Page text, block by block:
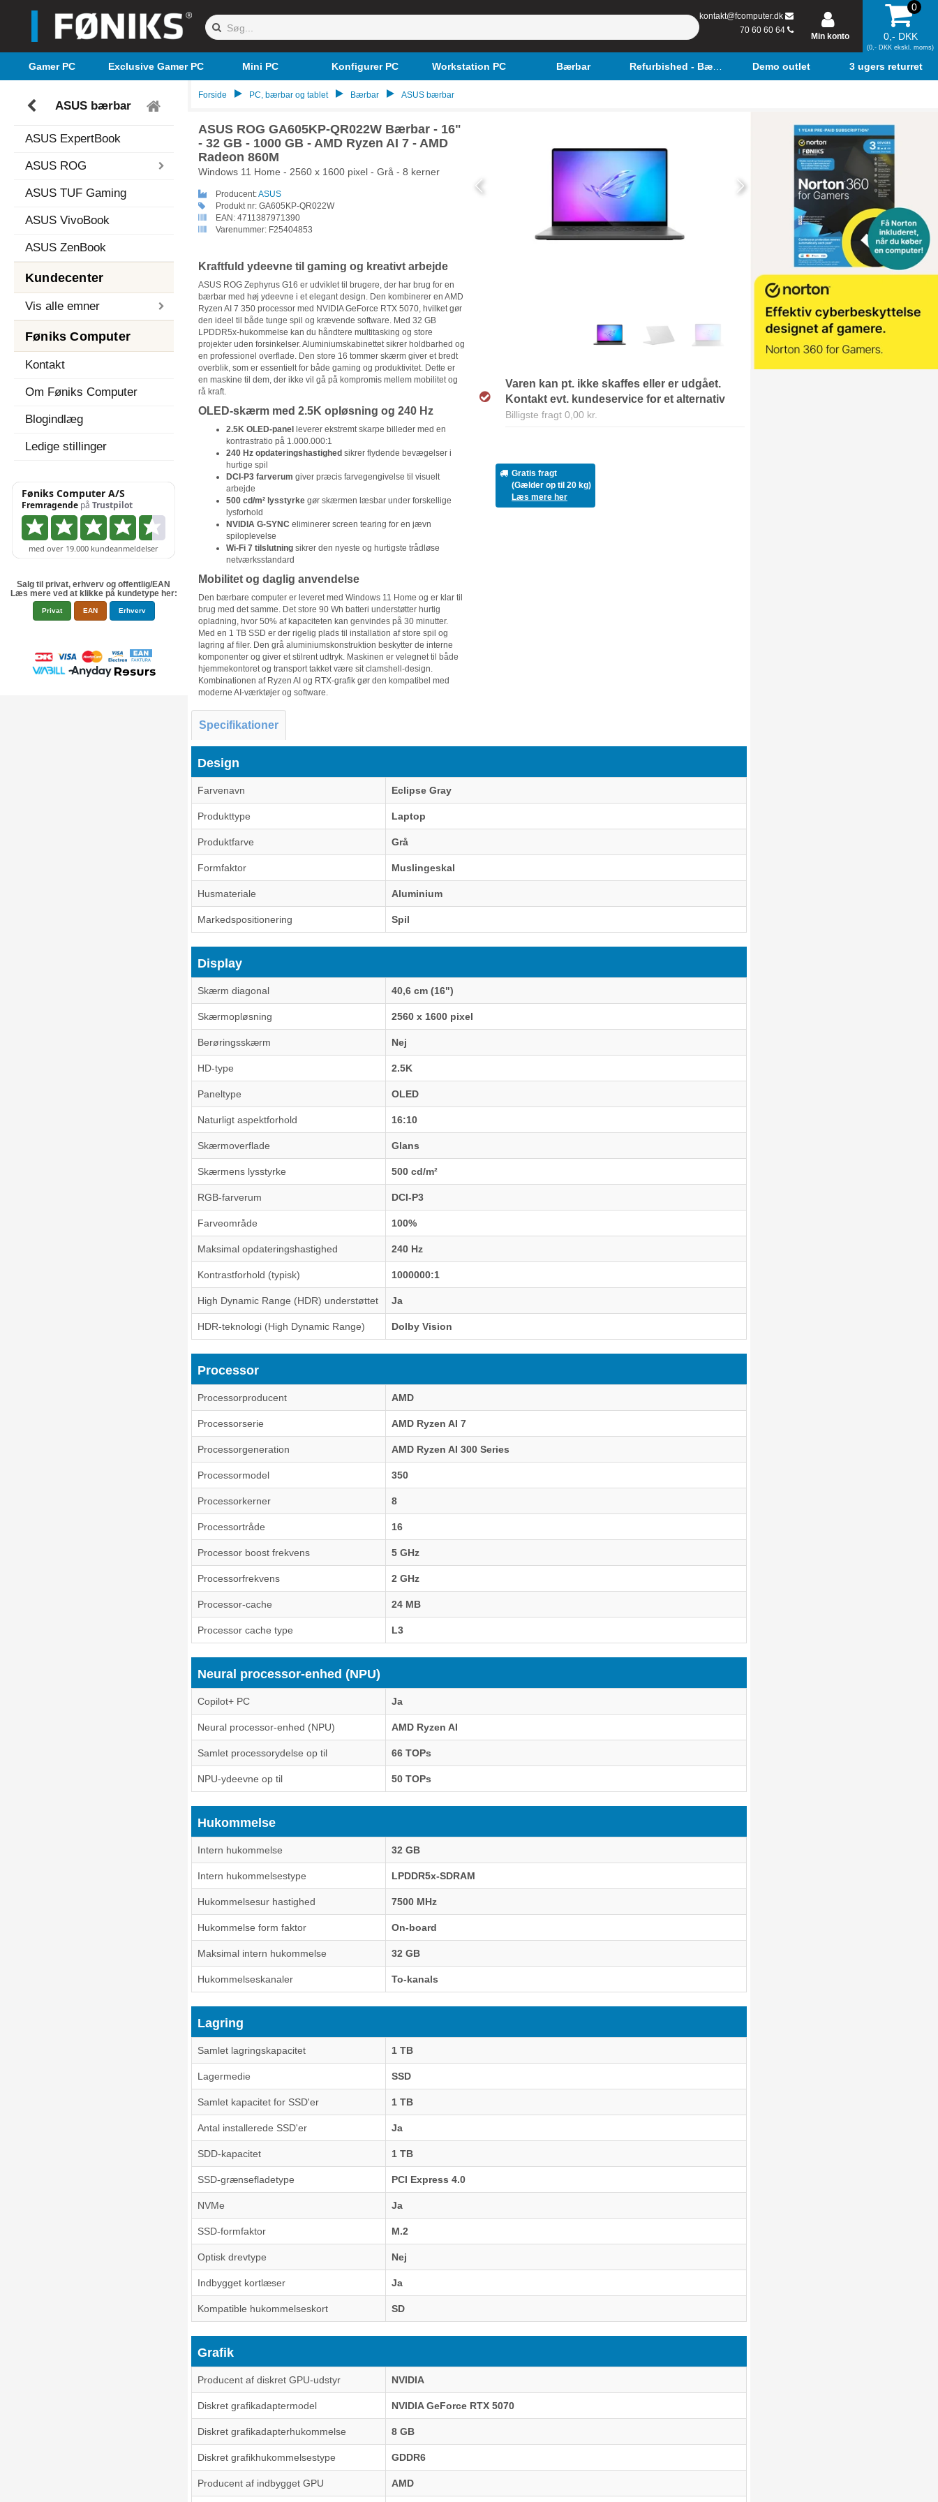
kontakt@fcomputer.dk
70 60 60 64
Min konto
0
0,- DKK
(0,- DKK ekskl. moms)
Gamer PC Exclusive Gamer PC Mini PC Konfigurer PC Workstation PC Bærbar Refurbished - Bærbar Demo outlet 3 ugers returret
ASUS bærbar
ASUS ExpertBook
ASUS ROG
ASUS TUF Gaming
ASUS VivoBook
ASUS ZenBook
Kundecenter
Vis alle emner
Føniks Computer
Kontakt
Om Føniks Computer
Blogindlæg
Ledige stillinger
Salg til privat, erhverv og offentlig/EAN
Læs mere ved at klikke på kundetype her:
Privat EAN Erhverv
Forside PC, bærbar og tablet Bærbar ASUS bærbar
ASUS ROG GA605KP-QR022W Bærbar - 16"
- 32 GB - 1000 GB - AMD Ryzen AI 7 - AMD
Radeon 860M
Windows 11 Home - 2560 x 1600 pixel - Grå - 8 kerner
Producent:ASUS
Produkt nr: GA605KP-QR022W
EAN: 4711387971390
Varenummer: F25404853
Kraftfuld ydeevne til gaming og kreativt arbejde
ASUS ROG Zephyrus G16 er udviklet til brugere, der har brug for en
bærbar med høj ydeevne i et elegant design. Den kombinerer en AMD
Ryzen AI 7 350 processor med NVIDIA GeForce RTX 5070, hvilket gør
den ideel til både tunge spil og krævende software. Med 32 GB
LPDDR5x-hukommelse kan du håndtere multitasking og store
projekter uden forsinkelser. Aluminiumskabinettet sikrer holdbarhed og
en professionel overflade. Den store 16 tommer skærm giver et bredt
overblik, som er essentielt for både gaming og produktivitet. Dette er
en maskine til dem, der ikke vil gå på kompromis mellem mobilitet og
rå kraft.
OLED-skærm med 2.5K opløsning og 240 Hz
2.5K OLED-panel
leverer ekstremt skarpe billeder med en
kontrastratio på 1.000.000:1
240 Hz opdateringshastighed sikrer flydende bevægelser i
hurtige spil
DCI-P3 farverum giver præcis farvegengivelse til visuelt
arbejde
500 cd/m² lysstyrkegør skærmen læsbar under forskellige
lysforhold
NVIDIA G-SYNC eliminerer screen tearing for en jævn
spiloplevelse
Wi-Fi 7 tilslutningsikrer den nyeste og hurtigste trådløse
netværksstandard
Mobilitet og daglig anvendelse
Den bærbare computer er leveret med Windows 11 Home og er klar til
brug med det samme. Det store 90 Wh batteri understøtter hurtig
opladning, hvor 50% af kapaciteten kan genvindes på 30 minutter.
Med en 1 TB SSD er der rigelig plads til installation af store spil og
lagring af filer. Den grå aluminiumskonstruktion beskytter de interne
komponenter og giver et stilrent udtryk. Maskinen er velegnet til både
hjemmekontoret og transport takket være sit clamshell-design.
Kombinationen af Ryzen AI og RTX-grafik gør den kompatibel med
moderne AI-værktøjer og software.
Varen kan pt. ikke skaffes eller er udgået.
Kontakt evt. kundeservice for et alternativ
Billigste fragt 0,00 kr.
Gratis fragt
(Gælder op til 20 kg)
Læs mere her
Specifikationer
Design
Farvenavn Eclipse Gray
Produkttype Laptop
Produktfarve Grå
Formfaktor Muslingeskal
Husmateriale Aluminium
Markedspositionering Spil
Display
Skærm diagonal 40,6 cm (16")
Skærmopløsning 2560 x 1600 pixel
Berøringsskærm Nej
HD-type 2.5K
Paneltype OLED
Naturligt aspektforhold 16:10
Skærmoverflade Glans
Skærmens lysstyrke 500 cd/m²
RGB-farverum DCI-P3
Farveområde 100%
Maksimal opdateringshastighed 240 Hz
Kontrastforhold (typisk) 1000000:1
High Dynamic Range (HDR) understøttet Ja
HDR-teknologi (High Dynamic Range) Dolby Vision
Processor
Processorproducent AMD
Processorserie AMD Ryzen AI 7
Processorgeneration AMD Ryzen AI 300 Series
Processormodel 350
Processorkerner 8
Processortråde 16
Processor boost frekvens 5 GHz
Processorfrekvens 2 GHz
Processor-cache 24 MB
Processor cache type L3
Neural processor-enhed (NPU)
Copilot+ PC Ja
Neural processor-enhed (NPU) AMD Ryzen AI
Samlet processorydelse op til 66 TOPs
NPU-ydeevne op til 50 TOPs
Hukommelse
Intern hukommelse 32 GB
Intern hukommelsestype LPDDR5x-SDRAM
Hukommelsesur hastighed 7500 MHz
Hukommelse form faktor On-board
Maksimal intern hukommelse 32 GB
Hukommelseskanaler To-kanals
Lagring
Samlet lagringskapacitet 1 TB
Lagermedie SSD
Samlet kapacitet for SSD'er 1 TB
Antal installerede SSD'er Ja
SDD-kapacitet 1 TB
SSD-grænsefladetype PCI Express 4.0
NVMe Ja
SSD-formfaktor M.2
Optisk drevtype Nej
Indbygget kortlæser Ja
Kompatible hukommelseskort SD
Grafik
Producent af diskret GPU-udstyr NVIDIA
Diskret grafikadaptermodel NVIDIA GeForce RTX 5070
Diskret grafikadapterhukommelse 8 GB
Diskret grafikhukommelsestype GDDR6
Producent af indbygget GPU AMD